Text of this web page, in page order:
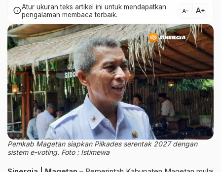
infoAtur ukuran teks artikel ini untuk mendapatkan
pengalaman membaca terbaik.
text_decrease text_increase
Pemkab Magetan siapkan Pilkades serentak 2027 dengan
sistem e-voting. Foto : Istimewa